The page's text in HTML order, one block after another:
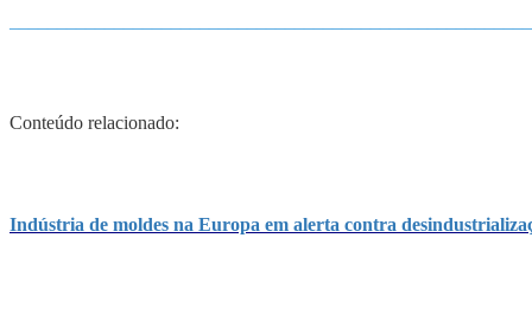
Conteúdo relacionado:
Indústria de moldes na Europa em alerta contra